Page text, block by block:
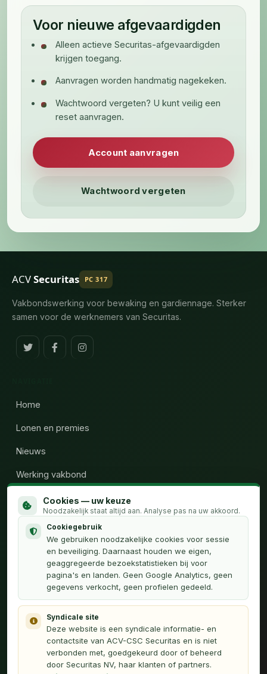
Voor nieuwe afgevaardigden
Alleen actieve Securitas-afgevaardigden
krijgen toegang.
Aanvragen worden handmatig nagekeken.
Wachtwoord vergeten? U kunt veilig een
reset aanvragen.
Account aanvragen
Wachtwoord vergeten
ACVSecuritas PC 317
Vakbondswerking voor bewaking en gardiennage. Sterker
samen voor de werknemers van Securitas.
Home
Lonen en premies
Nieuws
Werking vakbond
Wie zijn wij
Calculator uren
Contact
Privacyverklaring
Français (FR)
Webmaster
Cookies — uw keuze
Noodzakelijk staat altijd aan. Analyse pas na uw akkoord.
Cookiegebruik
We gebruiken noodzakelijke cookies voor sessie
en beveiliging. Daarnaast houden we eigen,
geaggregeerde bezoekstatistieken bij voor
pagina's en landen. Geen Google Analytics, geen
gegevens verkocht, geen profielen gedeeld.
Syndicale site
Deze website is een syndicale informatie- en
contactsite van ACV-CSC Securitas en is niet
verbonden met, goedgekeurd door of beheerd
door Securitas NV, haar klanten of partners.